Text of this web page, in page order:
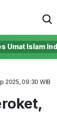
Umat Islam
2025, 09:30 WIB